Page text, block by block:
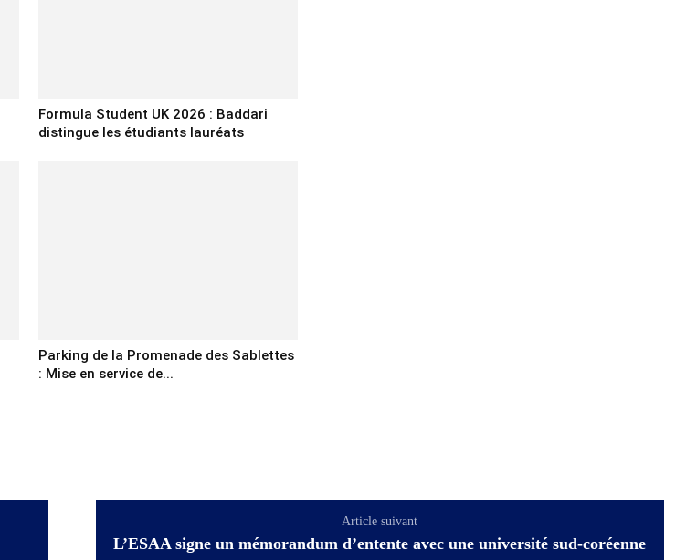
Formula Student UK 2026 : Baddari
distingue les étudiants lauréats
Parking de la Promenade des Sablettes
: Mise en service de...
Article suivant
L’ESAA signe un mémorandum d’entente avec une université sud-coréenne